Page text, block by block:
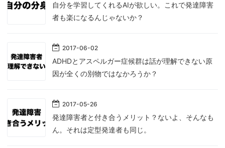
自分を学習してくれるAIが欲しい。これで発達障害
者も楽になるんじゃないか？
2017-06-02
ADHDとアスペルガー症候群は話が理解できない原
因が全くの別物ではなかろうか？
2017-05-26
発達障害者と付き合うメリット？ないよ、そんなも
ん。それは定型発達者も同じ。